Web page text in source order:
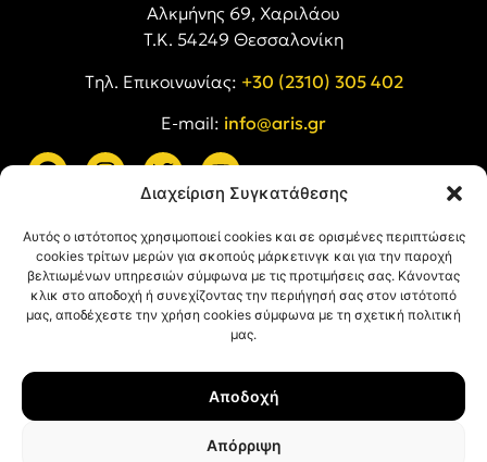
Διαχείριση Συγκατάθεσης
Αυτός ο ιστότοπος χρησιμοποιεί cookies και σε ορισμένες περιπτώσεις
cookies τρίτων μερών για σκοπούς μάρκετινγκ και για την παροχή
βελτιωμένων υπηρεσιών σύμφωνα με τις προτιμήσεις σας. Κάνοντας
κλικ στο αποδοχή ή συνεχίζοντας την περιήγησή σας στον ιστότοπό
μας, αποδέχεστε την χρήση cookies σύμφωνα με τη σχετική πολιτική
μας.
Αποδοχή
Απόρριψη
Αλκμήνης 69, Χαριλάου
Τ.Κ. 54249 Θεσσαλονίκη
Tηλ. Επικοινωνίας: +30 (2310) 305 402
E-mail: info@aris.gr
Όροι Χρήσης
Πολιτική Cookies